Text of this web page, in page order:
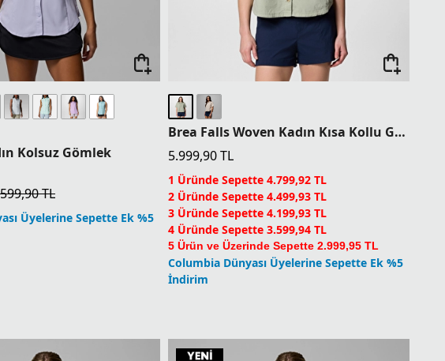
Üyelerine Sepette Ek %5
Brea Falls Woven Kadın Kısa Kollu Gömlek
5.999,90TL
1 Üründe Sepette 4.799,92 TL
2 Üründe Sepette 4.499,93 TL
3 Üründe Sepette 4.199,93 TL
4 Üründe Sepette 3.599,94 TL
5 Ürün ve Üzerinde Sepette 2.999,95 TL
Columbia Dünyası Üyelerine Sepette Ek %5
İndirim